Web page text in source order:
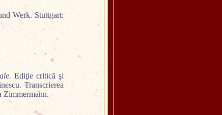
Werk. Stuttgart:
Ediţie critică şi
Transcrierea
Zimmermann.